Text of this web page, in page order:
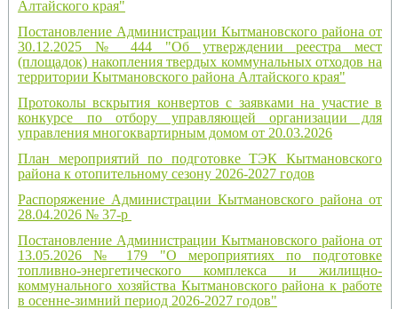
Алтайского края"
Постановление Администрации Кытмановского района от
30.12.2025 № 444 "Об утверждении реестра мест
(площадок) накопления твердых коммунальных отходов на
территории Кытмановского района Алтайского края"
Протоколы вскрытия конвертов с заявками на участие в
конкурсе по отбору управляющей организации для
управления многоквартирным домом от 20.03.2026
План мероприятий по подготовке ТЭК Кытмановского
района к отопительному сезону 2026-2027 годов
Распоряжение Администрации Кытмановского района от
28.04.2026 № 37-р
Постановление Администрации Кытмановского района от
13.05.2026 № 179 "О мероприятиях по подготовке
топливно-энергетического комплекса и жилищно-
коммунального хозяйства Кытмановского района к работе
в осенне-зимний период 2026-2027 годов"